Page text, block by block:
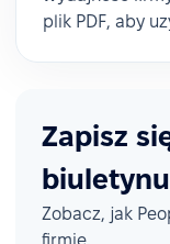
plik PDF, aby
Zapisz
biuletynu
Zobacz, jak
firmie.